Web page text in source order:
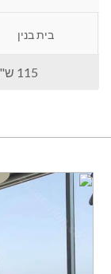
בית בנין
115 ש"ח למ"ר